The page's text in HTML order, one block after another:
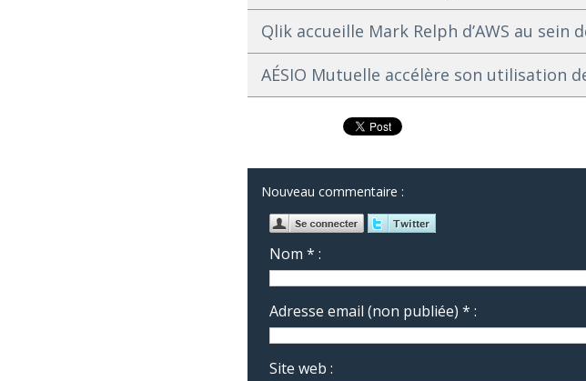
Qlik accueille Mark Relph d’AWS au sein
AÉSIO Mutuelle accélère son utilisation
Nouveau commentaire :
Nom * :
Adresse email (non publiée) * :
Site web :